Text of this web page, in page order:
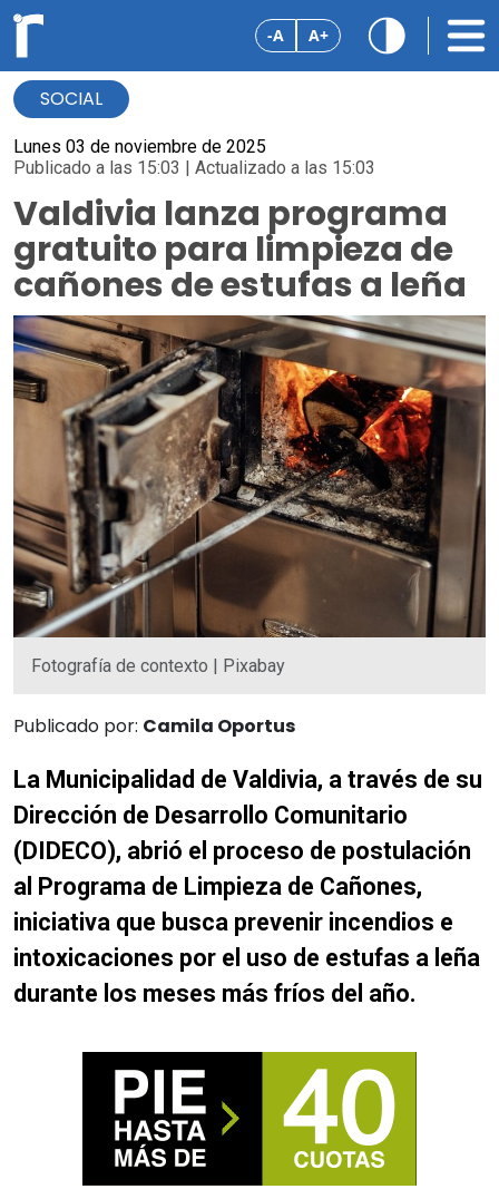
-A A+
SOCIAL
Lunes 03 de noviembre de 2025
Publicado a las 15:03 | Actualizado a las 15:03
Valdivia lanza programa
gratuito para limpieza de
cañones de estufas a leña
Fotografía de contexto | Pixabay
Publicado por: Camila Oportus
La Municipalidad de Valdivia, a través de su
Dirección de Desarrollo Comunitario
(DIDECO), abrió el proceso de postulación
al Programa de Limpieza de Cañones,
iniciativa que busca prevenir incendios e
intoxicaciones por el uso de estufas a leña
durante los meses más fríos del año.